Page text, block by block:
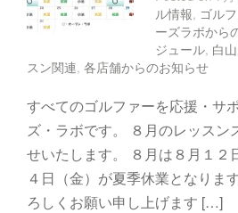
ル情報, ゴル
ーズラボから
ジュール, 白
スン関連, 各店舗からのお知らせ
すべてのゴルファーを応援・サ
ズ・ラボです。 ８月のレッスン
せいたします。 ８月は８月１２
４日（金）が夏季休業となりま
ろしくお願い申し上げます […]